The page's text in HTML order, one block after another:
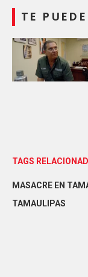
TE
TAGS
MASACRE EN
TAMAULIPAS